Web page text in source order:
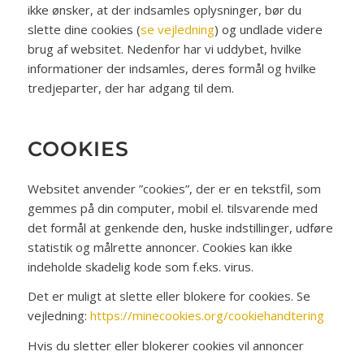
ikke ønsker, at der indsamles oplysninger, bør du
slette dine cookies (se vejledning) og undlade videre
brug af websitet. Nedenfor har vi uddybet, hvilke
informationer der indsamles, deres formål og hvilke
tredjeparter, der har adgang til dem.
COOKIES
Websitet anvender ”cookies”, der er en tekstfil, som
gemmes på din computer, mobil el. tilsvarende med
det formål at genkende den, huske indstillinger, udføre
statistik og målrette annoncer. Cookies kan ikke
indeholde skadelig kode som f.eks. virus.
Det er muligt at slette eller blokere for cookies. Se
vejledning: https://minecookies.org/cookiehandtering
Hvis du sletter eller blokerer cookies vil annoncer